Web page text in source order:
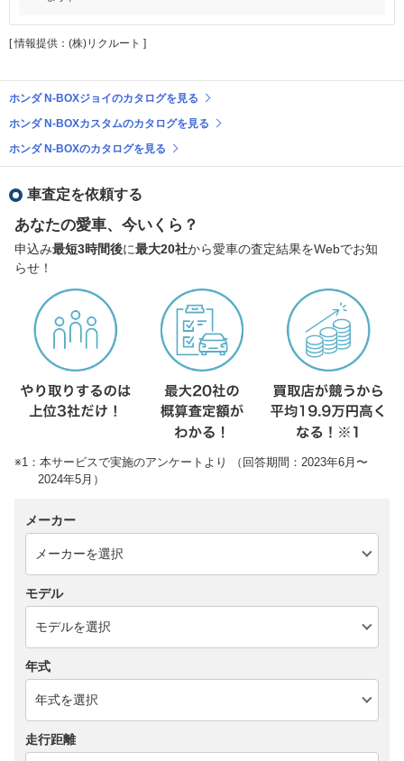
[ 情報提供：(株)リクルート ]
ホンダ N-BOXジョイのカタログを見る
ホンダ N-BOXカスタムのカタログを見る
ホンダ N-BOXのカタログを見る
車査定を依頼する
あなたの愛車、今いくら？
申込み最短3時間後に最大20社から愛車の査定結果をWebでお知
らせ！
※1：本サービスで実施のアンケートより （回答期間：2023年6月〜
2024年5月）
メーカー
モデル
年式
走行距離